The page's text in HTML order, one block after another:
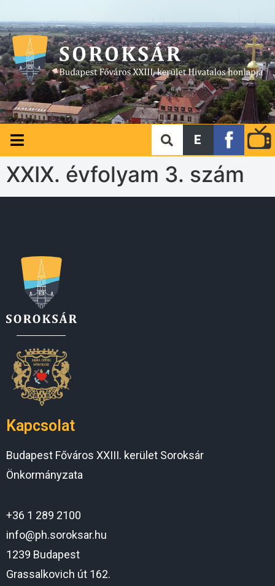
E
XXIX. évfolyam 3. szám
Kapcsolat
Budapest Főváros XXIII. kerület Soroksár
Önkormányzata
+36 1 289 2100
info@ph.soroksar.hu
1239 Budapest
Grassalkovich út 162.